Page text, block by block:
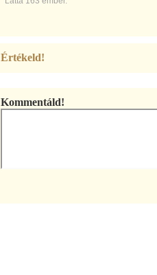
Értékeld!
Kommentáld!